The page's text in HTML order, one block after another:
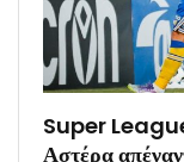
Super
Αστέρα